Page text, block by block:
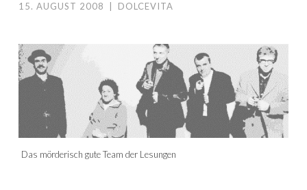
15. AUGUST 2008 DOLCEVITA
Das mörderisch gute Team der Lesungen